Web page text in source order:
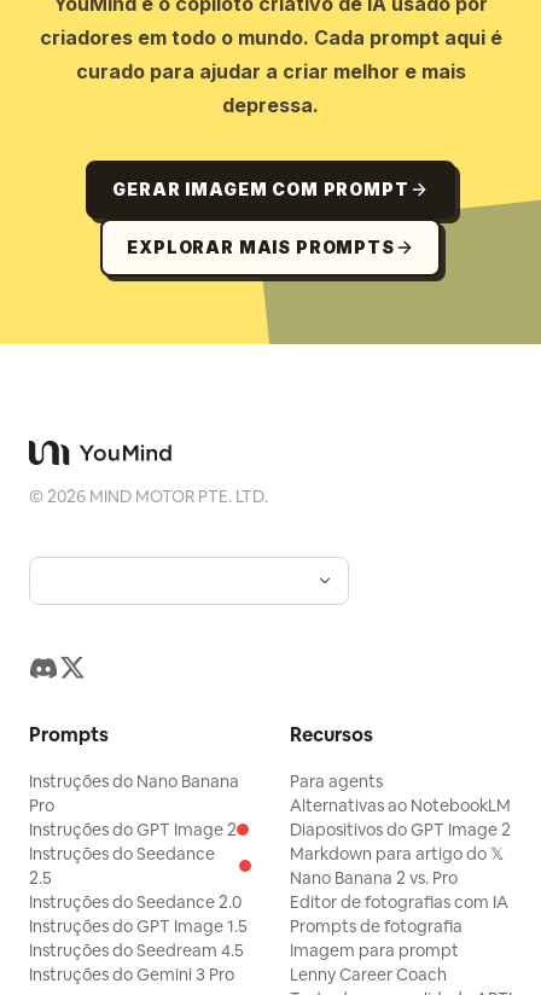
criadores em todo o mundo. Cada prompt aqui é
curado para ajudar a criar melhor e mais
depressa.
GERAR IMAGEM COM PROMPT
EXPLORAR MAIS PROMPTS
©2026 MIND MOTOR PTE. LTD.
Prompts
Instruções do Nano Banana
Pro
Instruções do GPT Image 2
Instruções do Seedance
2.5
Instruções do Seedance 2.0
Instruções do GPT Image 1.5
Instruções do Seedream 4.5
Instruções do Gemini 3 Pro
Recursos
Para agents
Alternativas ao NotebookLM
Diapositivos do GPT Image 2
Markdown para artigo do 𝕏
Nano Banana 2 vs. Pro
Editor de fotografias com IA
Prompts de fotografia
Imagem para prompt
Lenny Career Coach